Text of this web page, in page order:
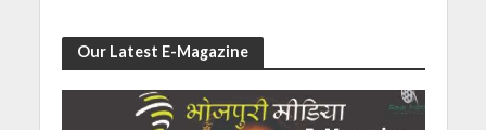
Our Latest E-Magazine